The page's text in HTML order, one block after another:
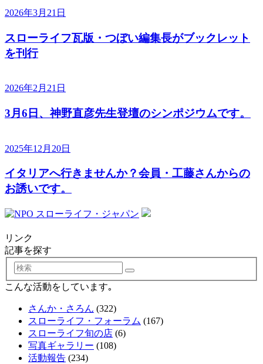
2026年3月21日
スローライフ瓦版・つぼい編集長がブックレット
を刊行
2026年2月21日
3月6日、神野直彦先生登壇のシンポジウムです。
2025年12月20日
イタリアへ行きませんか？会員・工藤さんからの
お誘いです。
リンク
記事を探す
検
索
こんな活動をしています｡
さんか・さろん (322)
スローライフ・フォーラム (167)
スローライフ旬の店 (6)
写真ギャラリー (108)
活動報告 (234)